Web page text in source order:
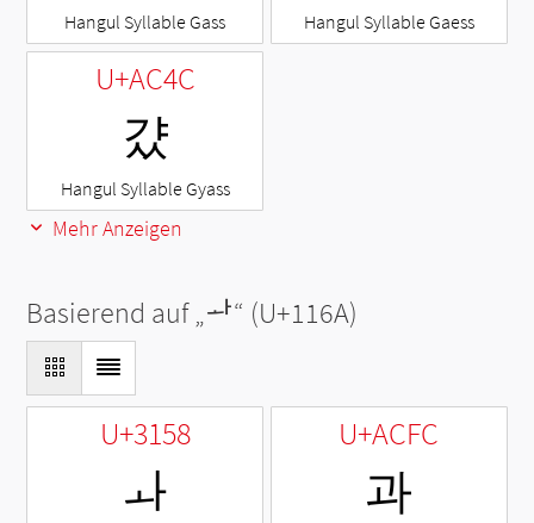
Hangul Syllable Gass Hangul Syllable Gaess
U+AC4C
걌
Hangul Syllable Gyass
Mehr Anzeigen
Basierend auf „ᅪ“ (U+116A)
U+3158
ㅘ
U+ACFC
과